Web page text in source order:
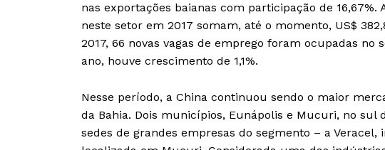
nas exportações baianas com participação de
neste setor em 2017 somam, até o momento, US$
2017, 66 novas vagas de emprego foram ocupadas
ano, houve crescimento de 1,1%.
Nesse período, a China continuou sendo o maior
da Bahia. Dois municípios, Eunápolis e Mucuri, no sul
sedes de grandes empresas do segmento – a